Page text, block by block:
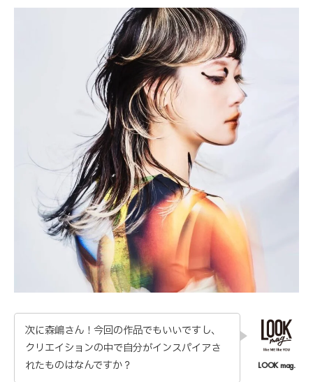
次に森嶋さん！今回の作品でもいいですし、
クリエイションの中で自分がインスパイアさ
れたものはなんですか？